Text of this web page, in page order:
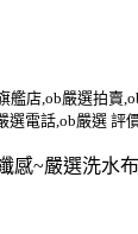
艦店,ob嚴選拍賣
選電話,ob嚴選 評
感~嚴選洗水